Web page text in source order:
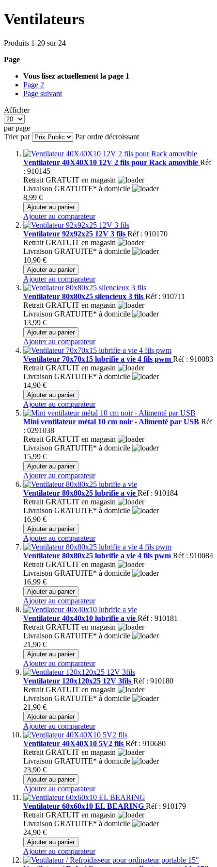
Ventilateurs
Produits 1-20 sur 24
Page
Vous lisez actuellement la page 1
Page 2
Page suivant
Afficher
par page
Trier par
Par ordre décroissant
Ventilateur 40X40X10 12V 2 fils pour Rack amovible Réf
: 910145
Retrait GRATUIT en magasin
Livraison GRATUITE* à domicile
8,99 €
Ajouter au panier
Ajouter au comparateur
Ventilateur 92x92x25 12V 3 fils Réf : 910170
Retrait GRATUIT en magasin
Livraison GRATUITE* à domicile
10,90 €
Ajouter au panier
Ajouter au comparateur
Ventilateur 80x80x25 silencieux 3 fils Réf : 910711
Retrait GRATUIT en magasin
Livraison GRATUITE* à domicile
13,99 €
Ajouter au panier
Ajouter au comparateur
Ventilateur 70x70x15 lubrifie a vie 4 fils pwm Réf : 910083
Retrait GRATUIT en magasin
Livraison GRATUITE* à domicile
14,90 €
Ajouter au panier
Ajouter au comparateur
Mini ventilateur métal 10 cm noir - Alimenté par USB Réf
: 0291038
Retrait GRATUIT en magasin
Livraison GRATUITE* à domicile
15,99 €
Ajouter au panier
Ajouter au comparateur
Ventilateur 80x80x25 lubrifie a vie Réf : 910184
Retrait GRATUIT en magasin
Livraison GRATUITE* à domicile
16,90 €
Ajouter au panier
Ajouter au comparateur
Ventilateur 80x80x25 lubrifie a vie 4 fils pwm Réf : 910084
Retrait GRATUIT en magasin
Livraison GRATUITE* à domicile
16,99 €
Ajouter au panier
Ajouter au comparateur
Ventilateur 40x40x10 lubrifie a vie Réf : 910181
Retrait GRATUIT en magasin
Livraison GRATUITE* à domicile
21,90 €
Ajouter au panier
Ajouter au comparateur
Ventilateur 120x120x25 12V 3fils Réf : 910180
Retrait GRATUIT en magasin
Livraison GRATUITE* à domicile
21,90 €
Ajouter au panier
Ajouter au comparateur
Ventilateur 40X40X10 5V2 fils Réf : 910680
Retrait GRATUIT en magasin
Livraison GRATUITE* à domicile
23,90 €
Ajouter au panier
Ajouter au comparateur
Ventilateur 60x60x10 EL BEARING Réf : 910179
Retrait GRATUIT en magasin
Livraison GRATUITE* à domicile
24,90 €
Ajouter au panier
Ajouter au comparateur